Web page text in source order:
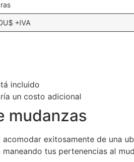
+IVA
incluido
un costo adicional
mudanzas
exitosamente de una
tus pertenencias al